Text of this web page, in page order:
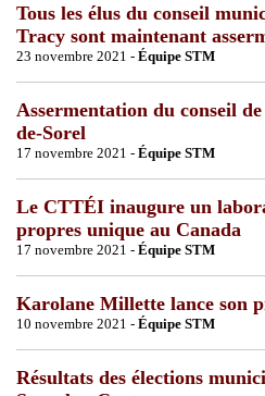
Tous les élus du conseil
Tracy sont maintenant
23 novembre 2021 - Équipe STM
Assermentation du conseil
de-Sorel
17 novembre 2021 - Équipe STM
Le CTTÉI inaugure un
propres unique au Canada
17 novembre 2021 - Équipe STM
Karolane Millette lance son
10 novembre 2021 - Équipe STM
Résultats des élections